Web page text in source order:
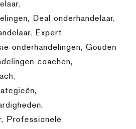
,
, Deal onderhandelaar,
,
Expert
onderhandelingen,Gouden
coachen,
,
,
,
,
Professionele